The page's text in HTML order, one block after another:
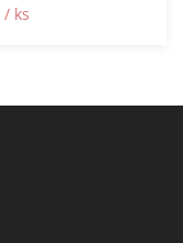
/ ks